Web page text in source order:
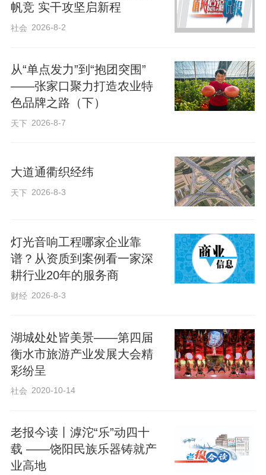
“原来，内画和鼻烟壶联系这么紧密
啊！”“衡水湖很美！”“快看，我制的香怎么
样，有型又好看！”活动首日，旅行商们逐
露营地、闾里古镇，不止尽情领略内画精
巧、体验古礼魅力，还在一系列丰富多样
的露营体验活动中尽览衡水湖的烟波浩
渺、意境悠然。大家纷纷驻足，或观内
香，或流连拍摄。旅行商赞叹，这些项目
兼具艺术性与互动性，是开发深度旅游产
品的好素材。
帆竞 实干攻坚启新程
社会 2026-8-2
从“单点发力”到“抱团突围”
——张家口聚力打造农业特
色品牌之路（下）
天下 2026-8-7
大道通衢织经纬
天下 2026-8-3
灯光音响工程哪家企业靠
谱？从资质到案例看一家深
耕行业20年的服务商
财经 2026-8-3
湖城处处皆美景——第四届
衡水市旅游产业发展大会精
彩纷呈
社会 2020-10-14
老报今读丨滹沱“乐”动四十
载 ——饶阳民族乐器铸就产
业高地